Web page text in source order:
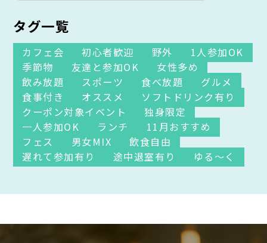
タグ一覧
カフェ会 初心者歓迎 野外
1人参加OK
季節物
友達と参加OK
女性多め
飲み放題
スポーツ 食べ放題
グルメ
食事付き
オススメ
ソフトドリンク有り
クーポン対象イベント
独身限定
一人参加OK
ランチ
11月おすすめ
フェス
男女MIX
飲食自由
遅れて参加有り
途中退室有り ゆる～く